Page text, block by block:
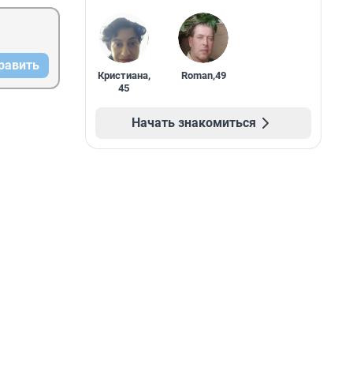
Кристиана,
45
Roman,49
Начать знакомиться